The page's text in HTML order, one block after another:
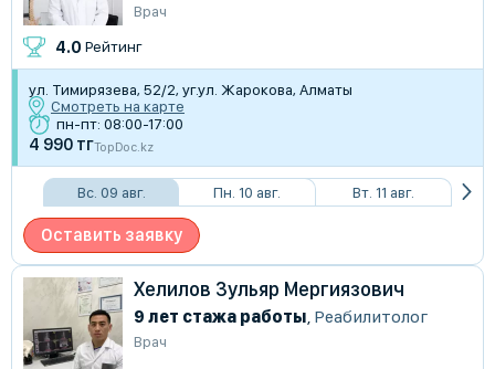
Врач
4.0 Рейтинг
​ул. Тимирязева, 52/2, уг.ул. Жарокова, Алматы
Смотреть на карте
пн-пт: 08:00-17:00
4 990 тгTopDoc.kz
Вс. 09 авг. Пн. 10 авг. Вт. 11 авг.
Оставить заявку
Хелилов Зульяр Мергиязович
9 лет стажа работы Реабилитолог
Врач